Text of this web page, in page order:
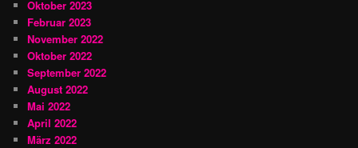
Oktober 2023
Februar 2023
November 2022
Oktober 2022
September 2022
August 2022
Mai 2022
April 2022
März 2022